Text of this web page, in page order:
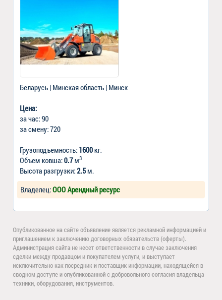
Беларусь | Минская область | Минск
Цена:
за час: 90
за смену: 720
Грузоподъемность: 1600кг.
Объем ковша:0.7м3
Высота разгрузки:2.5м.
Владелец:ООО Арендный ресурс
Опубликованное на сайте объявление является рекламной информацией и
приглашением к заключению договорных обязательств (оферты).
Администрация сайта не несет ответственности в случае заключения
сделки между продавцом и покупателем услуги, и выступает
исключительно как посредник и поставщик информации, находящейся в
сводном доступе и опубликованной с добровольного согласия владельца
техники, оборудования, инструментов.